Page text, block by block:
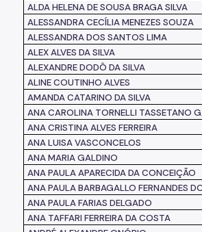
ALDA HELENA DE SOUSA BRAGA SILVA
ALESSANDRA CECÍLIA MENEZES SOUZA
ALESSANDRA DOS SANTOS LIMA
ALEX ALVES DA SILVA
ALEXANDRE DODÔ DA SILVA
ALINE COUTINHO ALVES
AMANDA CATARINO DA SILVA
ANA CAROLINA TORNELLI TASSETANO
ANA CRISTINA ALVES FERREIRA
ANA LUISA VASCONCELOS
ANA MARIA GALDINO
ANA PAULA APARECIDA DA CONCEIÇÃO
ANA PAULA BARBAGALLO FERNANDES
ANA PAULA FARIAS DELGADO
ANA TAFFARI FERREIRA DA COSTA